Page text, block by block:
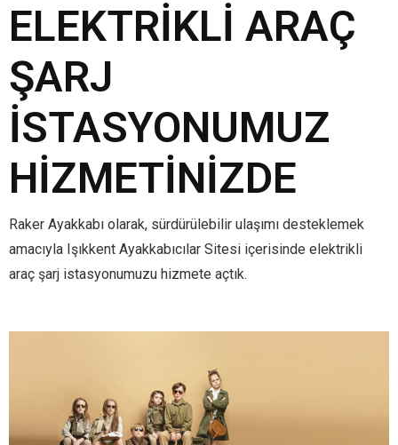
ELEKTRIKLI ARAÇ
ŞARJ
İSTASYONUMUZ
HIZMETINIZDE
Raker Ayakkabı olarak, sürdürülebilir ulaşımı desteklemek
amacıyla Işıkkent Ayakkabıcılar Sitesi içerisinde elektrikli
araç şarj istasyonumuzu hizmete açtık.